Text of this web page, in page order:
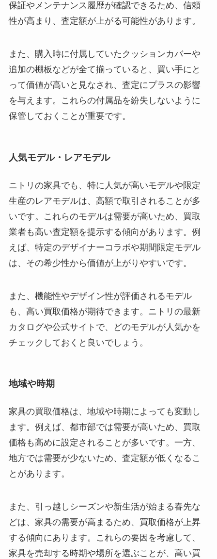
保証やメンテナンス履歴が確認できるため、信頼
性が高まり、査定額が上がる可能性があります。
また、購入時に付属していたクッションカバーや
追加の棚板などが全て揃っていると、買い手にと
って価値が高いと見なされ、査定にプラスの影響
を与えます。これらの付属品を紛失しないように
保管しておくことが重要です。
人気モデル・レアモデル
ニトリの家具でも、特に人気が高いモデルや限定
生産のレアモデルは、高額で取引されることが多
いです。これらのモデルは需要が高いため、買取
業者も高い査定額を提示する傾向があります。例
えば、特定のデザイナーコラボや期間限定モデル
は、その希少性から価値が上がりやすいです。
また、機能性やデザイン性が評価されるモデル
も、高い買取価格が期待できます。ニトリの最新
カタログや公式サイトで、どのモデルが人気かを
チェックしておくと良いでしょう。
地域や時期
家具の買取価格は、地域や時期によっても変動し
ます。例えば、都市部では需要が高いため、買取
価格も高めに設定されることが多いです。一方、
地方では需要が少ないため、査定額が低くなるこ
とがあります。
また、引っ越しシーズンや新生活が始まる春先な
どは、家具の需要が高まるため、買取価格が上昇
する傾向にあります。これらの要因を考慮して、
家具を売却する時期や場所を選ぶことが、高い買